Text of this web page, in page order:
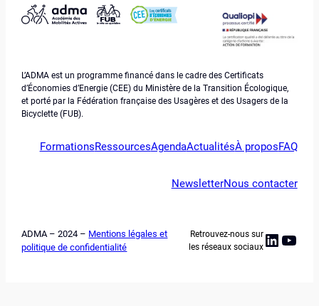
L’ADMA est un programme financé dans le cadre des Certificats
d’Économies d’Energie (CEE) du Ministère de la Transition Écologique,
et porté par la Fédération française des Usagères et des Usagers de la
Bicyclette (FUB).
FormationsRessourcesAgendaActualitésÀ proposFAQ
NewsletterNous contacter
ADMA – 2024 – Mentions légales et
politique de confidentialité
Retrouvez-nous sur
les réseaux sociaux